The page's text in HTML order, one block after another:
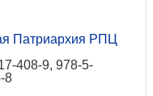
Патриархия РПЦ
408-9, 978-5-
8